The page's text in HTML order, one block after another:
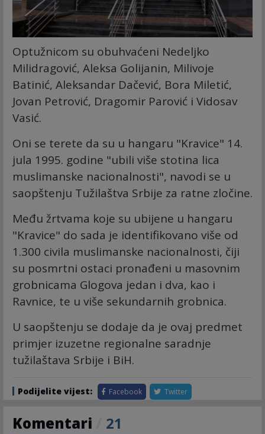
Optužnicom su obuhvaćeni Nedeljko
Milidragović, Aleksa Golijanin, Milivoje
Batinić, Aleksandar Dačević, Bora Miletić,
Jovan Petrović, Dragomir Parović i Vidosav
Vasić.
Oni se terete da su u hangaru "Kravice" 14.
jula 1995. godine "ubili više stotina lica
muslimanske nacionalnosti", navodi se u
saopštenju Tužilaštva Srbije za ratne zločine.
Među žrtvama koje su ubijene u hangaru
"Kravice" do sada je identifikovano više od
1.300 civila muslimanske nacionalnosti, čiji
su posmrtni ostaci pronađeni u masovnim
grobnicama Glogova jedan i dva, kao i
Ravnice, te u više sekundarnih grobnica.
U saopštenju se dodaje da je ovaj predmet
primjer izuzetne regionalne saradnje
tužilaštava Srbije i BiH.
Podijelite vijest: Facebook Twitter
Komentari 21